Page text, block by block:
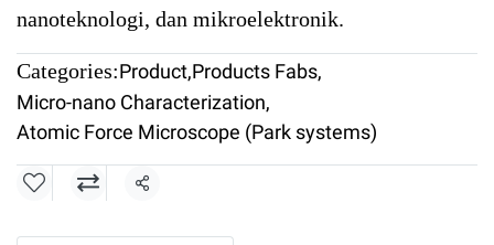
nanoteknologi, dan mikroelektronik.
Categories:Product,Products Fabs,
Micro-nano Characterization,
Atomic Force Microscope (Park systems)
Share